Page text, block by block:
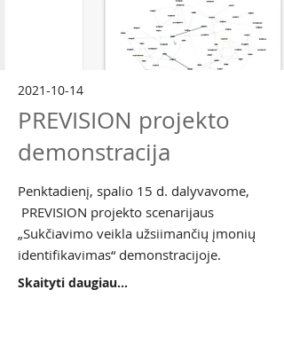
2021-10-14
PREVISION projekto
demonstracija
Penktadienį, spalio 15 d. dalyvavome,
PREVISION projekto scenarijaus
„Sukčiavimo veikla užsiimančių įmonių
identifikavimas“ demonstracijoje.
Skaityti daugiau...